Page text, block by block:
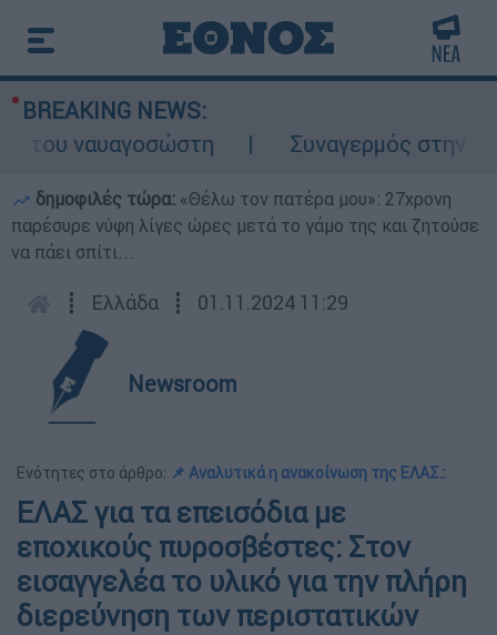
BREAKING NEWS:
ναυαγοσώστη
Συναγερμός στην
δημοφιλές τώρα: «Θέλω τον πατέρα μου»: 27χρονη
παρέσυρε νύφη λίγες ώρες μετά το γάμο της και ζητούσε
να πάει σπίτι...
┋ Ελλάδα ┋ 01.11.2024 11:29
Newsroom
Ενότητες στο άρθρο: 📌 Αναλυτικά η ανακοίνωση της ΕΛΑΣ.:
ΕΛΑΣ για τα επεισόδια με
εποχικούς πυροσβέστες: Στον
εισαγγελέα το υλικό για την πλήρη
διερεύνηση των περιστατικών